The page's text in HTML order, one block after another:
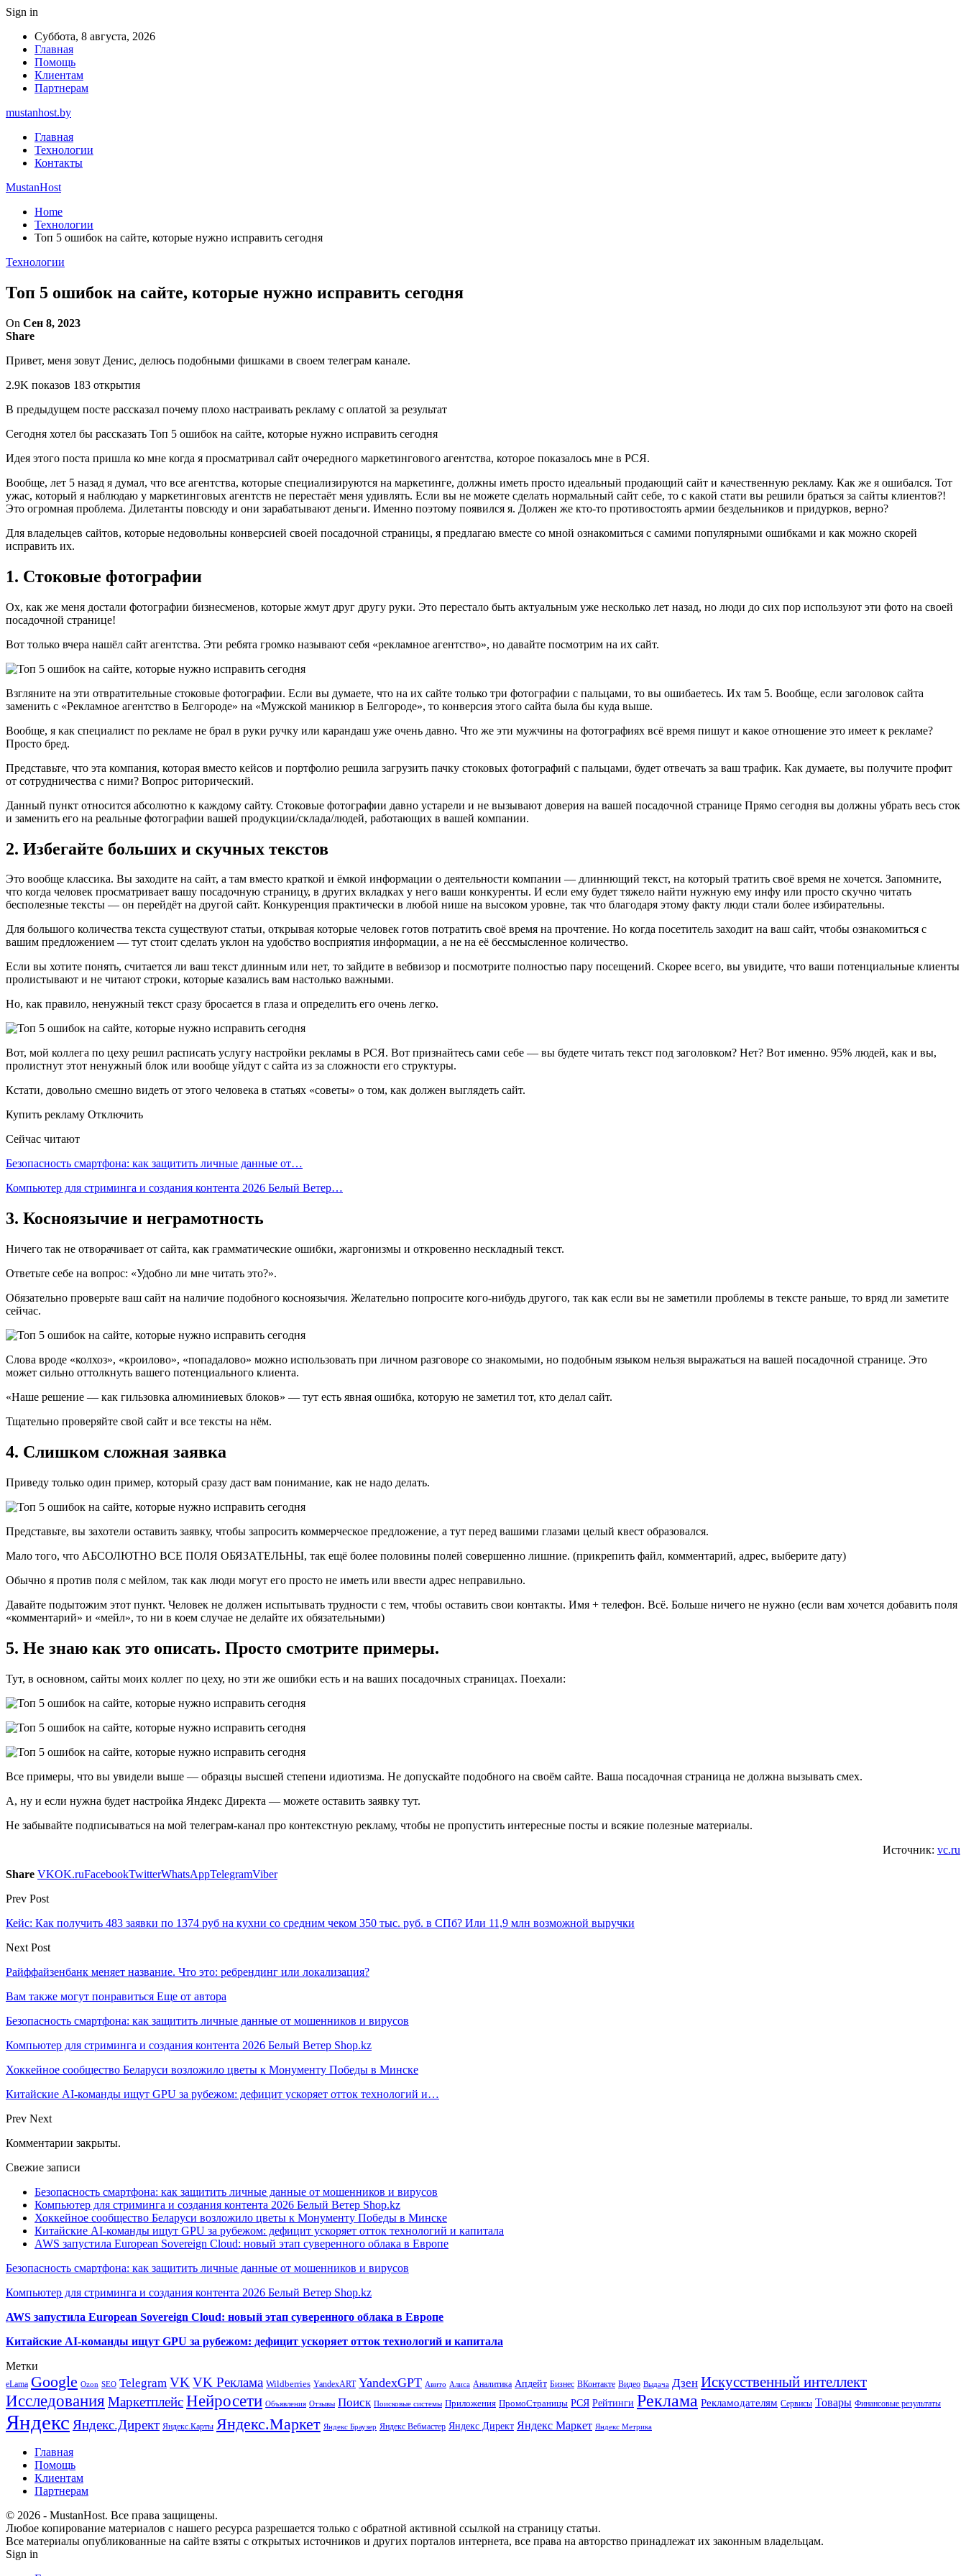
Sign in
Суббота, 8 августа, 2026
Главная
Помощь
Клиентам
Партнерам
mustanhost.by
Главная
Технологии
Контакты
MustanHost
Home
Технологии
Топ 5 ошибок на сайте, которые нужно исправить сегодня
Технологии
Топ 5 ошибок на сайте, которые нужно исправить сегодня
On Сен 8, 2023
Share
Привет, меня зовут Денис, делюсь подобными фишками в своем телеграм канале.
2.9K показов 183 открытия
В предыдущем посте рассказал почему плохо настраивать рекламу с оплатой за результат
Сегодня хотел бы рассказать Топ 5 ошибок на сайте, которые нужно исправить сегодня
Идея этого поста пришла ко мне когда я просматривал сайт очередного маркетингового агентства, которое показалось мне в РСЯ.
Вообще, лет 5 назад я думал, что все агентства, которые специализируются на маркетинге, должны иметь просто идеальный продающий сайт и качественную рекламу. Как же я ошибался. Тот
ужас, который я наблюдаю у маркетинговых агентств не перестаёт меня удивлять. Если вы не можете сделать нормальный сайт себе, то с какой стати вы решили браться за сайты клиентов?!
Это огромная проблема. Дилетанты повсюду и они зарабатывают деньги. Именно поэтому появился я. Должен же кто-то противостоять армии бездельников и придурков, верно?
Для владельцев сайтов, которые недовольны конверсией своей посадочной страницы, я предлагаю вместе со мной ознакомиться с самими популярными ошибками и как можно скорей
исправить их.
1. Стоковые фотографии
Ох, как же меня достали фотографии бизнесменов, которые жмут друг другу руки. Это перестало быть актуальным уже несколько лет назад, но люди до сих пор используют эти фото на своей
посадочной странице!
Вот только вчера нашёл сайт агентства. Эти ребята громко называют себя «рекламное агентство», но давайте посмотрим на их сайт.
Взгляните на эти отвратительные стоковые фотографии. Если вы думаете, что на их сайте только три фотографии с пальцами, то вы ошибаетесь. Их там 5. Вообще, если заголовок сайта
заменить с «Рекламное агентство в Белгороде» на «Мужской маникюр в Белгороде», то конверсия этого сайта была бы куда выше.
Вообще, я как специалист по рекламе не брал в руки ручку или карандаш уже очень давно. Что же эти мужчины на фотографиях всё время пишут и какое отношение это имеет к рекламе?
Просто бред.
Представьте, что эта компания, которая вместо кейсов и портфолио решила загрузить пачку стоковых фотографий с пальцами, будет отвечать за ваш трафик. Как думаете, вы получите профит
от сотрудничества с ними? Вопрос риторический.
Данный пункт относится абсолютно к каждому сайту. Стоковые фотографии давно устарели и не вызывают доверия на вашей посадочной странице Прямо сегодня вы должны убрать весь сток
и заменить его на реальные фотографии вашей продукции/склада/людей, работающих в вашей компании.
2. Избегайте больших и скучных текстов
Это вообще классика. Вы заходите на сайт, а там вместо краткой и ёмкой информации о деятельности компании — длиннющий текст, на который тратить своё время не хочется. Запомните,
что когда человек просматривает вашу посадочную страницу, в других вкладках у него ваши конкуренты. И если ему будет тяжело найти нужную ему инфу или просто скучно читать
бесполезные тексты — он перейдёт на другой сайт. Конкуренция практически в любой нише на высоком уровне, так что благодаря этому факту люди стали более избирательны.
Для большого количества текста существуют статьи, открывая которые человек готов потратить своё время на прочтение. Но когда посетитель заходит на ваш сайт, чтобы ознакомиться с
вашим предложением — тут стоит сделать уклон на удобство восприятия информации, а не на её бессмысленное количество.
Если вы хотите понять, считается ли ваш текст длинным или нет, то зайдите в вебвизор и посмотрите полностью пару посещений. Скорее всего, вы увидите, что ваши потенциальные клиенты
пролистывают и не читают строки, которые казались вам настолько важными.
Но, как правило, ненужный текст сразу бросается в глаза и определить его очень легко.
Вот, мой коллега по цеху решил расписать услугу настройки рекламы в РСЯ. Вот признайтесь сами себе — вы будете читать текст под заголовком? Нет? Вот именно. 95% людей, как и вы,
пролистнут этот ненужный блок или вообще уйдут с сайта из за сложности его структуры.
Кстати, довольно смешно видеть от этого человека в статьях «советы» о том, как должен выглядеть сайт.
Купить рекламу Отключить
Сейчас читают
Безопасность смартфона: как защитить личные данные от…
Компьютер для стриминга и создания контента 2026 Белый Ветер…
3. Косноязычие и неграмотность
Ничего так не отворачивает от сайта, как грамматические ошибки, жаргонизмы и откровенно нескладный текст.
Ответьте себе на вопрос: «Удобно ли мне читать это?».
Обязательно проверьте ваш сайт на наличие подобного косноязычия. Желательно попросите кого-нибудь другого, так как если вы не заметили проблемы в тексте раньше, то вряд ли заметите
сейчас.
Слова вроде «колхоз», «кроилово», «попадалово» можно использовать при личном разговоре со знакомыми, но подобным языком нельзя выражаться на вашей посадочной странице. Это
может сильно оттолкнуть вашего потенциального клиента.
«Наше решение — как гильзовка алюминиевых блоков» — тут есть явная ошибка, которую не заметил тот, кто делал сайт.
Тщательно проверяйте свой сайт и все тексты на нём.
4. Слишком сложная заявка
Приведу только один пример, который сразу даст вам понимание, как не надо делать.
Представьте, вы захотели оставить заявку, чтобы запросить коммерческое предложение, а тут перед вашими глазами целый квест образовался.
Мало того, что АБСОЛЮТНО ВСЕ ПОЛЯ ОБЯЗАТЕЛЬНЫ, так ещё более половины полей совершенно лишние. (прикрепить файл, комментарий, адрес, выберите дату)
Обычно я против поля с мейлом, так как люди могут его просто не иметь или ввести адрес неправильно.
Давайте подытожим этот пункт. Человек не должен испытывать трудности с тем, чтобы оставить свои контакты. Имя + телефон. Всё. Больше ничего не нужно (если вам хочется добавить поля
«комментарий» и «мейл», то ни в коем случае не делайте их обязательными)
5. Не знаю как это описать. Просто смотрите примеры.
Тут, в основном, сайты моих коллег по цеху, но эти же ошибки есть и на ваших посадочных страницах. Поехали:
Все примеры, что вы увидели выше — образцы высшей степени идиотизма. Не допускайте подобного на своём сайте. Ваша посадочная страница не должна вызывать смех.
А, ну и если нужна будет настройка Яндекс Директа — можете оставить заявку тут.
Не забывайте подписываться на мой телеграм-канал про контекстную рекламу, чтобы не пропустить интересные посты и всякие полезные материалы.
Источник: vc.ru
Share VKOK.ruFacebookTwitterWhatsAppTelegramViber
Prev Post
Кейс: Как получить 483 заявки по 1374 руб на кухни со средним чеком 350 тыс. руб. в СПб? Или 11,9 млн возможной выручки
Next Post
Райффайзенбанк меняет название. Что это: ребрендинг или локализация?
Вам также могут понравиться Еще от автора
Безопасность смартфона: как защитить личные данные от мошенников и вирусов
Компьютер для стриминга и создания контента 2026 Белый Ветер Shop.kz
Хоккейное сообщество Беларуси возложило цветы к Монументу Победы в Минске
Китайские AI-команды ищут GPU за рубежом: дефицит ускоряет отток технологий и…
Prev Next
Комментарии закрыты.
Свежие записи
Безопасность смартфона: как защитить личные данные от мошенников и вирусов
Компьютер для стриминга и создания контента 2026 Белый Ветер Shop.kz
Хоккейное сообщество Беларуси возложило цветы к Монументу Победы в Минске
Китайские AI-команды ищут GPU за рубежом: дефицит ускоряет отток технологий и капитала
AWS запустила European Sovereign Cloud: новый этап суверенного облака в Европе
Безопасность смартфона: как защитить личные данные от мошенников и вирусов
Компьютер для стриминга и создания контента 2026 Белый Ветер Shop.kz
AWS запустила European Sovereign Cloud: новый этап суверенного облака в Европе
Китайские AI-команды ищут GPU за рубежом: дефицит ускоряет отток технологий и капитала
Метки
eLama Google Ozon SEO Telegram VK VK Реклама Wildberries YandexART YandexGPT Авито Алиса Аналитика Апдейт Бизнес ВКонтакте Видео Выдача Дзен Искусственный интеллект
Исследования МаркетплейсНейросети Объявления Отзывы Поиск Поисковые системы Приложения ПромоСтраницы РСЯ Рейтинги Реклама Рекламодателям Сервисы Товары Финансовые результаты
Яндекс Яндекс.Директ Яндекс.Карты Яндекс.Маркет Яндекс Браузер Яндекс Вебмастер Яндекс Директ Яндекс Маркет Яндекс Метрика
Главная
Помощь
Клиентам
Партнерам
© 2026 - MustanHost. Все права защищены.
Любое копирование материалов с нашего ресурса разрешается только с обратной активной ссылкой на страницу статьи.
Все материалы опубликованные на сайте взяты с открытых источников и других порталов интернета, все права на авторство принадлежат их законным владельцам.
Sign in